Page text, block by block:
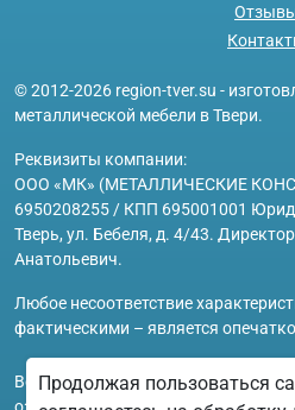
© 2012-2026 region-tver.su -
металлической мебели в Твери.
Реквизиты компании:
ООО «МК» (МЕТАЛЛИЧЕСКИЕ
6950208255 / КПП 695001001
Тверь, ул. Бебеля, д. 4/43.
Анатольевич.
Любое несоответствие
фактическими – является
Вся информация на сайте region-
ознакомительный и справочный
Продолжая пользоваться